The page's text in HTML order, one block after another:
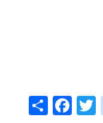
Share